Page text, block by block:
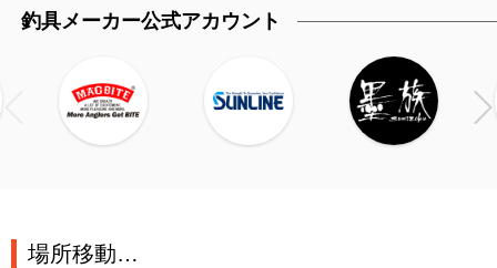
釣具メーカー公式アカウント
場所移動…